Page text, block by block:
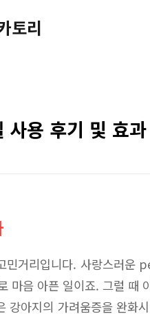
토리
사용 후기 및 효과
민거리입니다. 사랑스러운
마음 아픈 일이죠. 그럴 때
강아지의 가려움증을 완화